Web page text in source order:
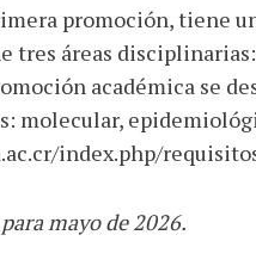
promoción, tiene
tres áreas
académica se
molecular,
index.php/
mayo de 2026.